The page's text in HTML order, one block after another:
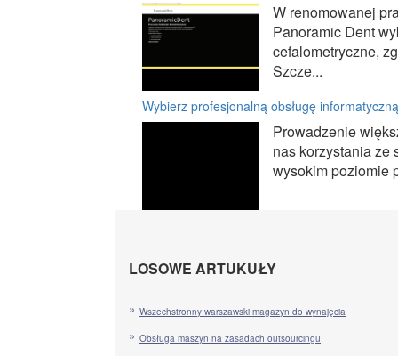
W renomowanej
Panoramic Dent
cefalometryczne,
Szcze...
Wybierz profesjonalną obsługę
Prowadzenie
nas korzystania ze
wysokim poziomie
LOSOWE ARTUKUŁY
Wszechstronny warszawski magazyn do wynajęcia
Obsługa maszyn na zasadach outsourcingu